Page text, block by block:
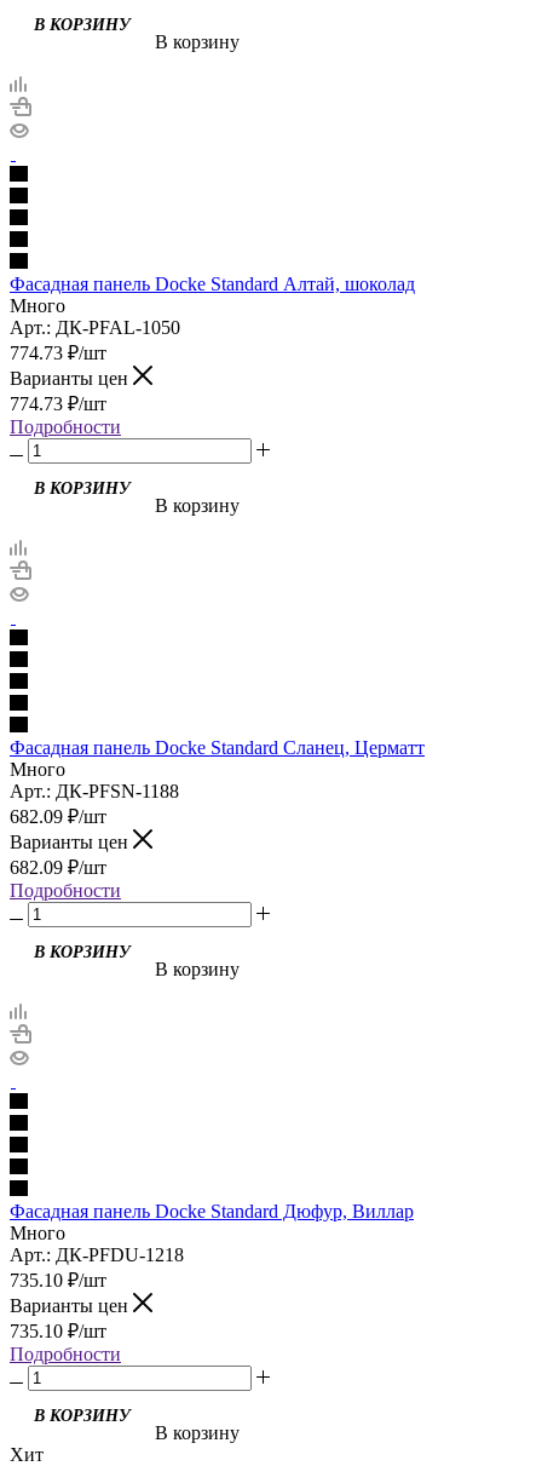
В корзину
Фасадная панель Docke Standard Алтай, шоколад
Много
Арт.: ДК-PFAL-1050
774.73 ₽/шт
Варианты цен
774.73 ₽/шт
Подробности
В корзину
Фасадная панель Docke Standard Сланец, Церматт
Много
Арт.: ДК-PFSN-1188
682.09 ₽/шт
Варианты цен
682.09 ₽/шт
Подробности
В корзину
Фасадная панель Docke Standard Дюфур, Виллар
Много
Арт.: ДК-PFDU-1218
735.10 ₽/шт
Варианты цен
735.10 ₽/шт
Подробности
В корзину
Хит